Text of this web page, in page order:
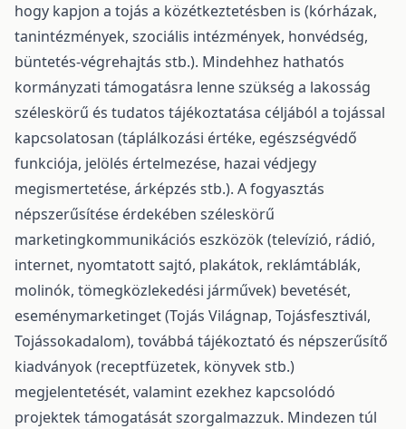
hogy kapjon a tojás a közétkeztetésben is (kórházak,
tanintézmények, szociális intézmények, honvédség,
büntetés-végrehajtás stb.). Mindehhez hathatós
kormányzati támogatásra lenne szükség a lakosság
széleskörű és tudatos tájékoztatása céljából a tojással
kapcsolatosan (táplálkozási értéke, egészségvédő
funkciója, jelölés értelmezése, hazai védjegy
megismertetése, árképzés stb.). A fogyasztás
népszerűsítése érdekében széleskörű
marketingkommunikációs eszközök (televízió, rádió,
internet, nyomtatott sajtó, plakátok, reklámtáblák,
molinók, tömegközlekedési járművek) bevetését,
eseménymarketinget (Tojás Világnap, Tojásfesztivál,
Tojássokadalom), továbbá tájékoztató és népszerűsítő
kiadványok (receptfüzetek, könyvek stb.)
megjelentetését, valamint ezekhez kapcsolódó
projektek támogatását szorgalmazzuk. Mindezen túl